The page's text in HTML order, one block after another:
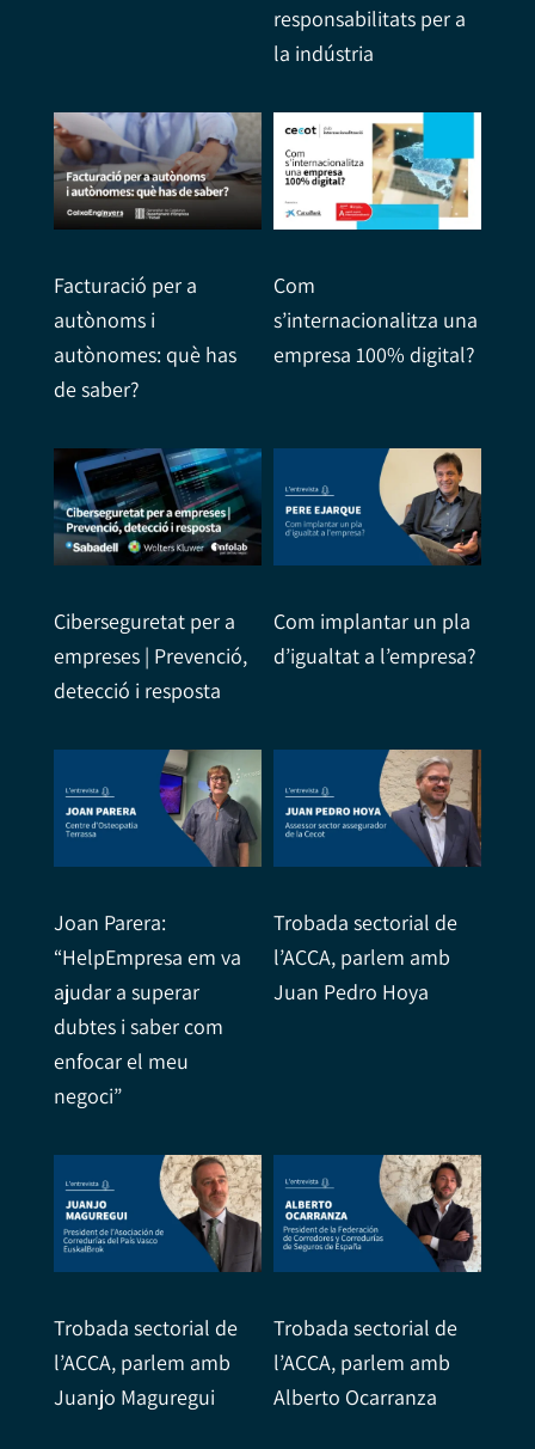
responsabilitats per a
la indústria
Facturació per a
autònoms i
autònomes: què has
de saber?
Com
s’internacionalitza una
empresa 100% digital?
Ciberseguretat per a
empreses | Prevenció,
detecció i resposta
Com implantar un pla
d’igualtat a l’empresa?
Joan Parera:
“HelpEmpresa em va
ajudar a superar
dubtes i saber com
enfocar el meu
negoci”
Trobada sectorial de
l’ACCA, parlem amb
Juan Pedro Hoya
Trobada sectorial de
l’ACCA, parlem amb
Juanjo Maguregui
Trobada sectorial de
l’ACCA, parlem amb
Alberto Ocarranza